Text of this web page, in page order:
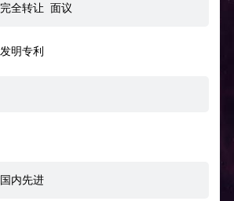
完全转让 面议
发明专利
国内先进